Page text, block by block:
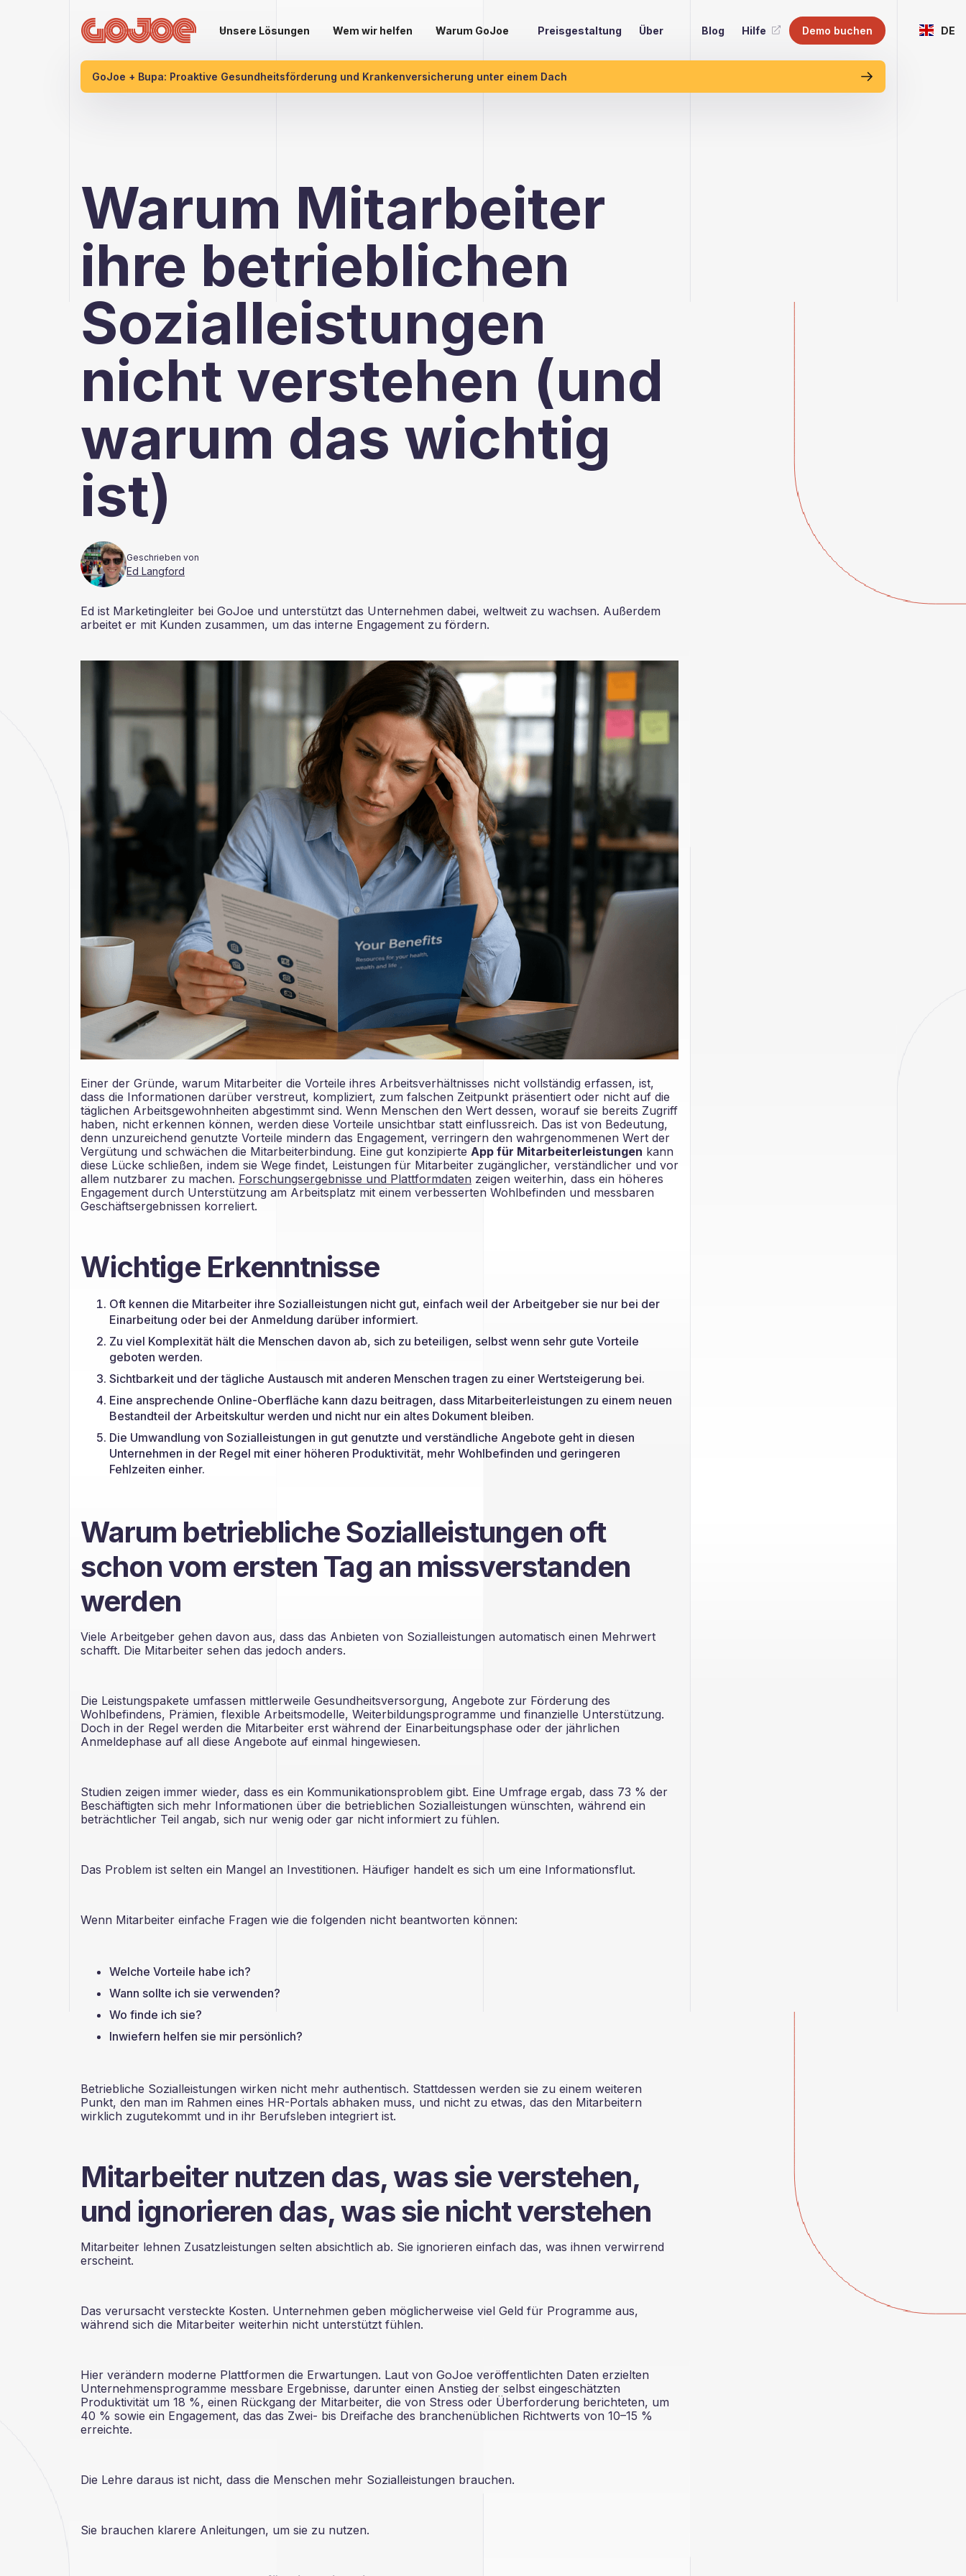
Unsere Lösungen Wem wir helfen Warum GoJoe Preisgestaltung Über Blog Hilfe Demo buchen DE
GoJoe + Bupa: Proaktive Gesundheitsförderung und Krankenversicherung unter einem Dach
Warum Mitarbeiter
ihre betrieblichen
Sozialleistungen
nicht verstehen (und
warum das wichtig
ist)
Geschrieben von
Ed Langford
Ed ist Marketingleiter bei GoJoe und unterstützt das Unternehmen dabei, weltweit zu wachsen. Außerdem
arbeitet er mit Kunden zusammen, um das interne Engagement zu fördern.
Einer der Gründe, warum Mitarbeiter die Vorteile ihres Arbeitsverhältnisses nicht vollständig erfassen, ist,
dass die Informationen darüber verstreut, kompliziert, zum falschen Zeitpunkt präsentiert oder nicht auf die
täglichen Arbeitsgewohnheiten abgestimmt sind. Wenn Menschen den Wert dessen, worauf sie bereits Zugriff
haben, nicht erkennen können, werden diese Vorteile unsichtbar statt einflussreich. Das ist von Bedeutung,
denn unzureichend genutzte Vorteile mindern das Engagement, verringern den wahrgenommenen Wert der
Vergütung und schwächen die Mitarbeiterbindung. Eine gut konzipierte App für Mitarbeiterleistungen kann
diese Lücke schließen, indem sie Wege findet, Leistungen für Mitarbeiter zugänglicher, verständlicher und vor
allem nutzbarer zu machen. Forschungsergebnisse und Plattformdaten zeigen weiterhin, dass ein höheres
Engagement durch Unterstützung am Arbeitsplatz mit einem verbesserten Wohlbefinden und messbaren
Geschäftsergebnissen korreliert.
Wichtige Erkenntnisse
Oft kennen die Mitarbeiter ihre Sozialleistungen nicht gut, einfach weil der Arbeitgeber sie nur bei der
Einarbeitung oder bei der Anmeldung darüber informiert.
Zu viel Komplexität hält die Menschen davon ab, sich zu beteiligen, selbst wenn sehr gute Vorteile
geboten werden.
Sichtbarkeit und der tägliche Austausch mit anderen Menschen tragen zu einer Wertsteigerung bei.
Eine ansprechende Online-Oberfläche kann dazu beitragen, dass Mitarbeiterleistungen zu einem neuen
Bestandteil der Arbeitskultur werden und nicht nur ein altes Dokument bleiben.
Die Umwandlung von Sozialleistungen in gut genutzte und verständliche Angebote geht in diesen
Unternehmen in der Regel mit einer höheren Produktivität, mehr Wohlbefinden und geringeren
Fehlzeiten einher.
Warum betriebliche Sozialleistungen oft
schon vom ersten Tag an missverstanden
werden
Viele Arbeitgeber gehen davon aus, dass das Anbieten von Sozialleistungen automatisch einen Mehrwert
schafft. Die Mitarbeiter sehen das jedoch anders.
Die Leistungspakete umfassen mittlerweile Gesundheitsversorgung, Angebote zur Förderung des
Wohlbefindens, Prämien, flexible Arbeitsmodelle, Weiterbildungsprogramme und finanzielle Unterstützung.
Doch in der Regel werden die Mitarbeiter erst während der Einarbeitungsphase oder der jährlichen
Anmeldephase auf all diese Angebote auf einmal hingewiesen.
Studien zeigen immer wieder, dass es ein Kommunikationsproblem gibt. Eine Umfrage ergab, dass 73 % der
Beschäftigten sich mehr Informationen über die betrieblichen Sozialleistungen wünschten, während ein
beträchtlicher Teil angab, sich nur wenig oder gar nicht informiert zu fühlen.
Das Problem ist selten ein Mangel an Investitionen. Häufiger handelt es sich um eine Informationsflut.
Wenn Mitarbeiter einfache Fragen wie die folgenden nicht beantworten können:
Welche Vorteile habe ich?
Wann sollte ich sie verwenden?
Wo finde ich sie?
Inwiefern helfen sie mir persönlich?
Betriebliche Sozialleistungen wirken nicht mehr authentisch. Stattdessen werden sie zu einem weiteren
Punkt, den man im Rahmen eines HR-Portals abhaken muss, und nicht zu etwas, das den Mitarbeitern
wirklich zugutekommt und in ihr Berufsleben integriert ist.
Mitarbeiter nutzen das, was sie verstehen,
und ignorieren das, was sie nicht verstehen
Mitarbeiter lehnen Zusatzleistungen selten absichtlich ab. Sie ignorieren einfach das, was ihnen verwirrend
erscheint.
Das verursacht versteckte Kosten. Unternehmen geben möglicherweise viel Geld für Programme aus,
während sich die Mitarbeiter weiterhin nicht unterstützt fühlen.
Hier verändern moderne Plattformen die Erwartungen. Laut von GoJoe veröffentlichten Daten erzielten
Unternehmensprogramme messbare Ergebnisse, darunter einen Anstieg der selbst eingeschätzten
Produktivität um 18 %, einen Rückgang der Mitarbeiter, die von Stress oder Überforderung berichteten, um
40 % sowie ein Engagement, das das Zwei- bis Dreifache des branchenüblichen Richtwerts von 10–15 %
erreichte.
Die Lehre daraus ist nicht, dass die Menschen mehr Sozialleistungen brauchen.
Sie brauchen klarere Anleitungen, um sie zu nutzen.